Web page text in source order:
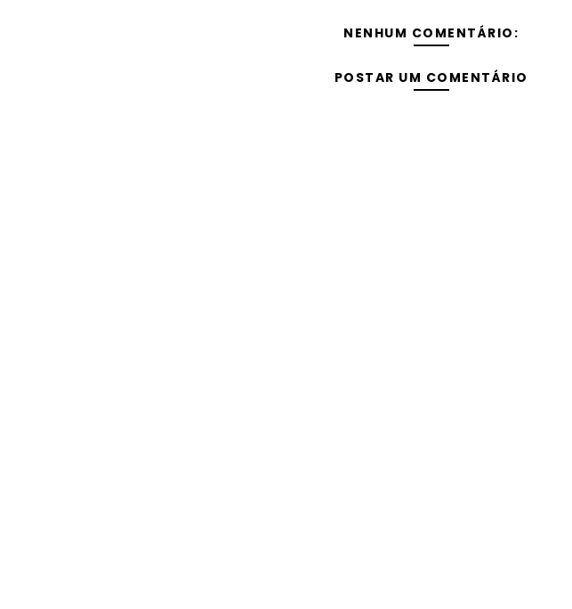
NENHUM COMENTÁRIO:
POSTAR UM COMENTÁRIO